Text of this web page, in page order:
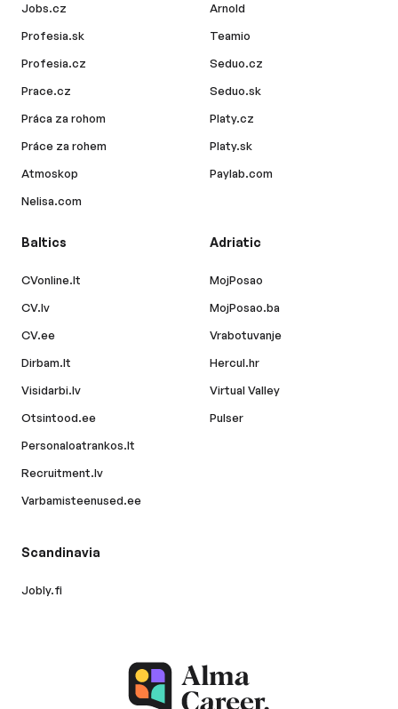
Jobs.cz
Profesia.sk
Profesia.cz
Prace.cz
Práca za rohom
Práce za rohem
Atmoskop
Nelisa.com
Arnold
Teamio
Seduo.cz
Seduo.sk
Platy.cz
Platy.sk
Paylab.com
Baltics
CVonline.lt
CV.lv
CV.ee
Dirbam.lt
Visidarbi.lv
Otsintood.ee
Personaloatrankos.lt
Recruitment.lv
Varbamisteenused.ee
Adriatic
MojPosao
MojPosao.ba
Vrabotuvanje
Hercul.hr
Virtual Valley
Pulser
Scandinavia
Jobly.fi